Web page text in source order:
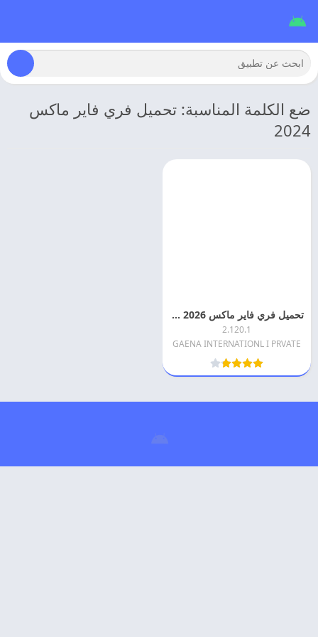
ضع الكلمة المناسبة: تحميل فري فاير ماكس
2024
تحميل فري فاير ماكس 2026 Free Fire MAX اخر اصدار مجانا
2.120.1
GAENA INTERNATIONL I PRVATE